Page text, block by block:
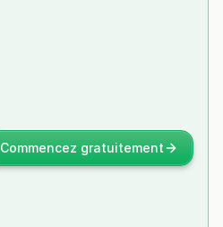
Commencez gratuitement